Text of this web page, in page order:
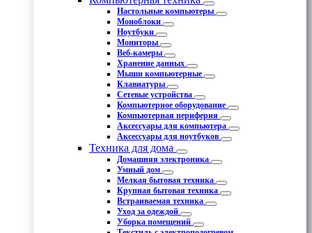
Настольные компьютеры
Моноблоки
Ноутбуки
Мониторы
Веб-камеры
Хранение данных
Мыши компьютерные
Клавиатуры
Сетевые устройства
Компьютерное оборудование
Компьютерная периферия
Аксессуары для компьютера
Аксессуары для ноутбуков
Техника для дома
Домашняя электроника
Умный дом
Мелкая бытовая техника
Крупная бытовая техника
Встраиваемая техника
Уход за одеждой
Уборка помещений